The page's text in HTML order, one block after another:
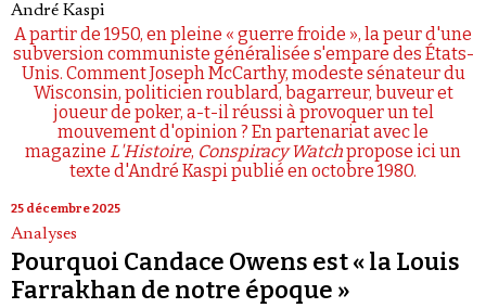
André Kaspi
A partir de 1950, en pleine « guerre froide », la peur d'une
subversion communiste généralisée s'empare des États-
Unis. Comment Joseph McCarthy, modeste sénateur du
Wisconsin, politicien roublard, bagarreur, buveur et
joueur de poker, a-t-il réussi à provoquer un tel
mouvement d'opinion ? En partenariat avec le
magazine L'Histoire, Conspiracy Watchpropose ici un
texte d'André Kaspi publié en octobre 1980.
25 décembre 2025
Analyses
Pourquoi Candace Owens est « la Louis
Farrakhan de notre époque »